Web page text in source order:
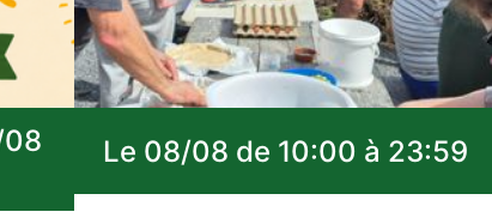
Le 08/08 de 10:00 à 23:59